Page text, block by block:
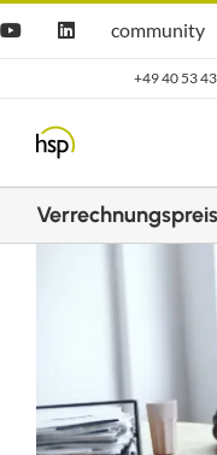
YouTubeLinkedIn
Hsp
community
community
+49 40 53